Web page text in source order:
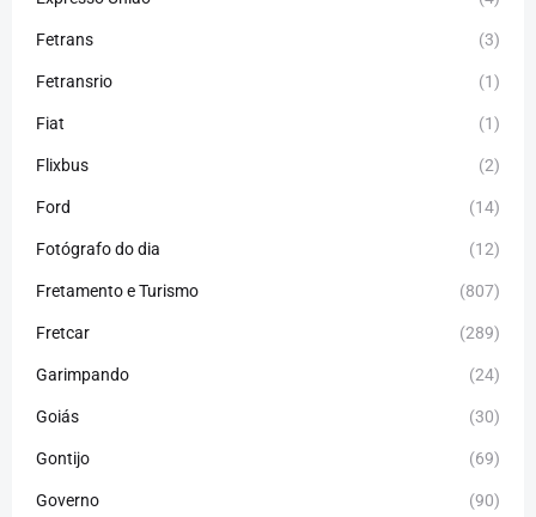
Fetrans (3)
Fetransrio (1)
Fiat (1)
Flixbus (2)
Ford (14)
Fotógrafo do dia (12)
Fretamento e Turismo (807)
Fretcar (289)
Garimpando (24)
Goiás (30)
Gontijo (69)
Governo (90)